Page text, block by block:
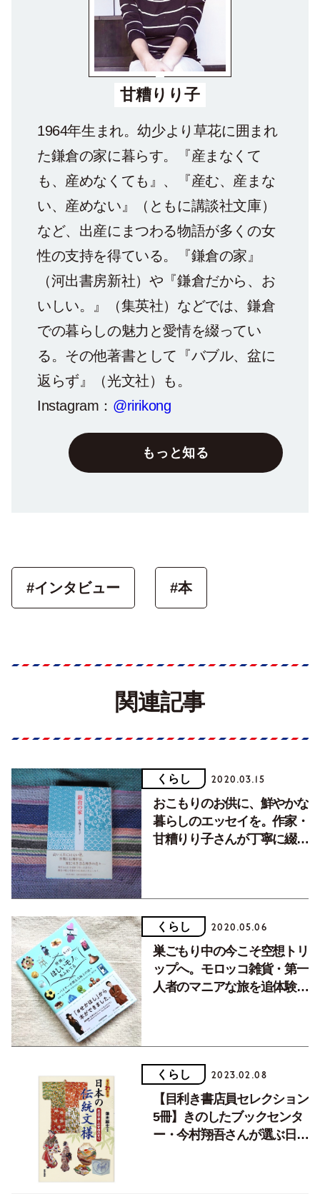
甘糟りり子
1964年生まれ。幼少より草花に囲まれ
た鎌倉の家に暮らす。『産まなくて
も、産めなくても』、『産む、産まな
い、産めない』（ともに講談社文庫）
など、出産にまつわる物語が多くの女
性の支持を得ている。『鎌倉の家』
（河出書房新社）や『鎌倉だから、お
いしい。』（集英社）などでは、鎌倉
での暮らしの魅力と愛情を綴ってい
る。その他著書として『バブル、盆に
返らず』（光文社）も。
Instagram： @ririkong
もっと知る
#インタビュー #本
関連記事
くらし 2020.03.15
おこもりのお供に、鮮やかな
暮らしのエッセイを。作家・
甘糟りり子さんが丁寧に綴っ
くらし 2020.05.06
巣ごもり中の今こそ空想トリ
ップへ。モロッコ雑貨・第一
人者のマニアな旅を追体験で
くらし 2023.02.08
【目利き書店員セレクション
5冊】きのしたブックセンタ
ー・今村翔吾さんが選ぶ日本